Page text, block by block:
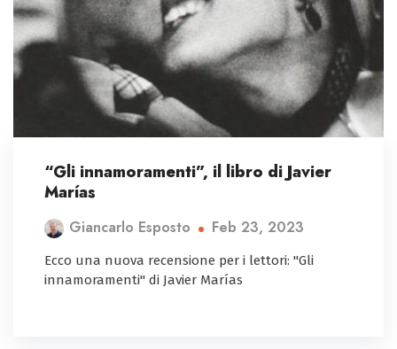
“Gli innamoramenti”, il libro di Javier
Marías
Giancarlo Esposto Feb 23, 2023
Ecco una nuova recensione per i lettori: "Gli
innamoramenti" di Javier Marías